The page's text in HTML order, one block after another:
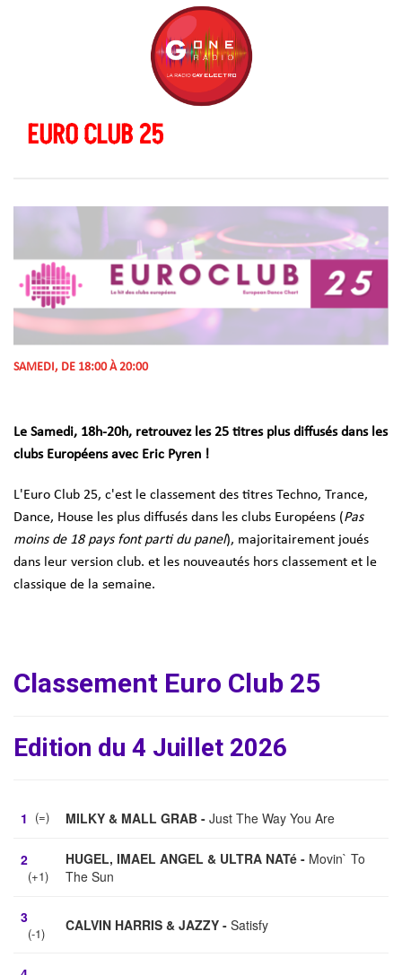
EURO CLUB 25
SAMEDI, DE 18:00 À 20:00
Le Samedi, 18h-20h, retrouvez les 25 titres plus diffusés dans les
clubs Européens avec Eric Pyren !
L'Euro Club 25, c'est le classement des titres Techno, Trance,
Dance, House les plus diffusés dans les clubs Européens (Pas
moins de 18 pays font parti du panel), majoritairement joués
dans leur version club. et les nouveautés hors classement et le
classique de la semaine.